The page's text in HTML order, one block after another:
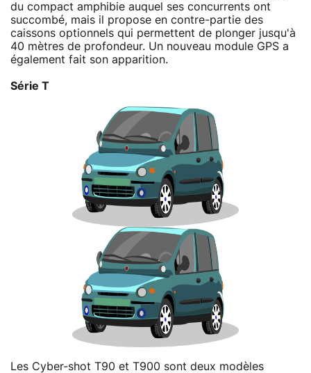
du compact amphibie auquel ses concurrents ont
succombé, mais il propose en contre-partie des
caissons optionnels qui permettent de plonger jusqu'à
40 mètres de profondeur. Un nouveau module GPS a
également fait son apparition.
Série T
Les Cyber-shot T90 et T900 sont deux modèles